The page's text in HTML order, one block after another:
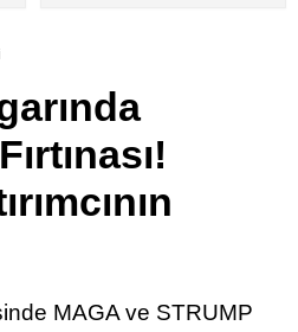
Youtube
TikTok
MAGA ve STRUMP